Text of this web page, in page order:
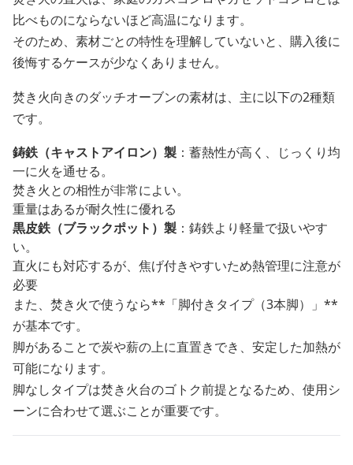
比べものにならないほど高温になります。
そのため、素材ごとの特性を理解していないと、購入後に
後悔するケースが少なくありません。
焚き火向きのダッチオーブンの素材は、主に以下の2種類
です。
鋳鉄（キャストアイロン）製 ：蓄熱性が高く、じっくり均
一に火を通せる。
焚き火との相性が非常によい。
重量はあるが耐久性に優れる
黒皮鉄（ブラックポット）製 ：鋳鉄より軽量で扱いやす
い。
直火にも対応するが、焦げ付きやすいため熱管理に注意が
必要
また、焚き火で使うなら**「脚付きタイプ（3本脚）」**
が基本です。
脚があることで炭や薪の上に直置きでき、安定した加熱が
可能になります。
脚なしタイプは焚き火台のゴトク前提となるため、使用シ
ーンに合わせて選ぶことが重要です。